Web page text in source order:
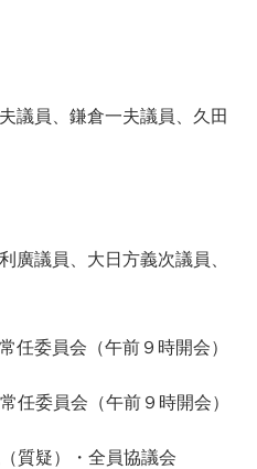
倉一夫議員、久田
大日方義次議員、
員会（午前９時開会）
委員会（午前９時開会）
疑）・全員協議会